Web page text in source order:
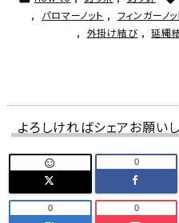
,
パロマーノット , フィンガーノッ
, 外掛け結び , 延縄
よろしければシェアお願い
 0
0 0